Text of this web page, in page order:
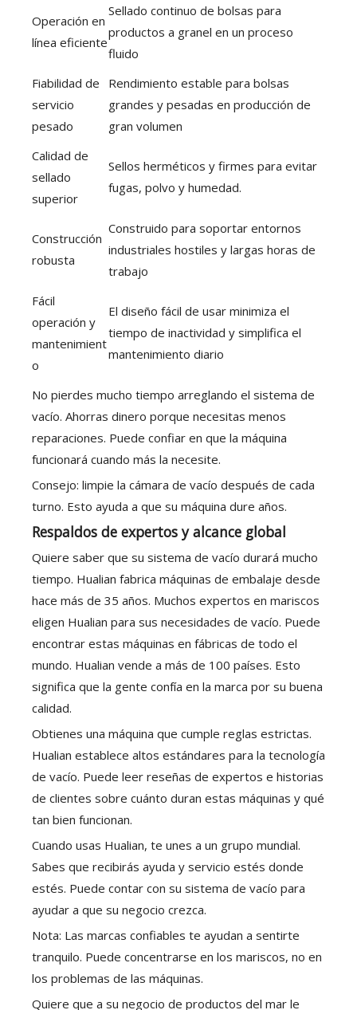
Operación en
línea eficiente
Sellado continuo de bolsas para
productos a granel en un proceso
fluido
Fiabilidad de
servicio
pesado
Rendimiento estable para bolsas
grandes y pesadas en producción de
gran volumen
Calidad de
sellado
superior
Sellos herméticos y firmes para evitar
fugas, polvo y humedad.
Construcción
robusta
Construido para soportar entornos
industriales hostiles y largas horas de
trabajo
Fácil
operación y
mantenimient
o
El diseño fácil de usar minimiza el
tiempo de inactividad y simplifica el
mantenimiento diario
No pierdes mucho tiempo arreglando el sistema de
vacío. Ahorras dinero porque necesitas menos
reparaciones. Puede confiar en que la máquina
funcionará cuando más la necesite.
Consejo: limpie la cámara de vacío después de cada
turno. Esto ayuda a que su máquina dure años.
Respaldos de expertos y alcance global
Quiere saber que su sistema de vacío durará mucho
tiempo. Hualian fabrica máquinas de embalaje desde
hace más de 35 años. Muchos expertos en mariscos
eligen Hualian para sus necesidades de vacío. Puede
encontrar estas máquinas en fábricas de todo el
mundo. Hualian vende a más de 100 países. Esto
significa que la gente confía en la marca por su buena
calidad.
Obtienes una máquina que cumple reglas estrictas.
Hualian establece altos estándares para la tecnología
de vacío. Puede leer reseñas de expertos e historias
de clientes sobre cuánto duran estas máquinas y qué
tan bien funcionan.
Cuando usas Hualian, te unes a un grupo mundial.
Sabes que recibirás ayuda y servicio estés donde
estés. Puede contar con su sistema de vacío para
ayudar a que su negocio crezca.
Nota: Las marcas confiables te ayudan a sentirte
tranquilo. Puede concentrarse en los mariscos, no en
los problemas de las máquinas.
Quiere que a su negocio de productos del mar le